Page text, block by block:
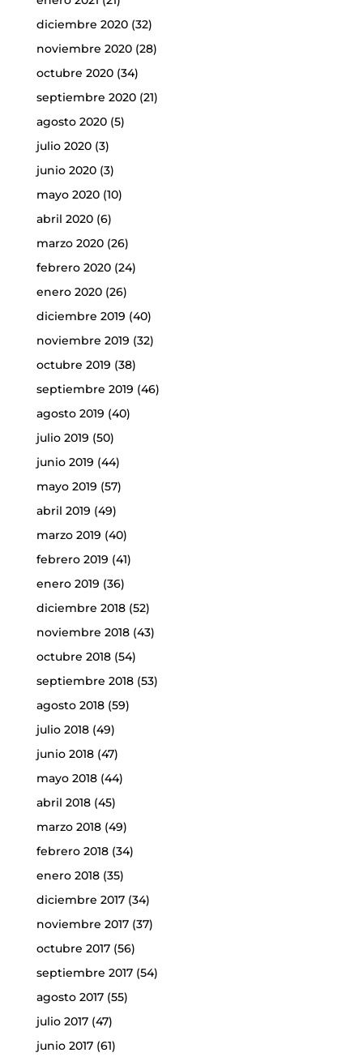
diciembre 2020(32)
noviembre 2020(28)
octubre 2020(34)
septiembre 2020(21)
agosto 2020(5)
julio 2020(3)
junio 2020(3)
mayo 2020(10)
abril 2020(6)
marzo 2020(26)
febrero 2020(24)
enero 2020(26)
diciembre 2019 (40)
noviembre 2019 (32)
octubre 2019 (38)
septiembre 2019 (46)
agosto 2019 (40)
julio 2019 (50)
junio 2019 (44)
mayo 2019 (57)
abril 2019 (49)
marzo 2019 (40)
febrero 2019 (41)
enero 2019 (36)
diciembre 2018(52)
noviembre 2018(43)
octubre 2018(54)
septiembre 2018(53)
agosto 2018(59)
julio 2018(49)
junio 2018(47)
mayo 2018(44)
abril 2018(45)
marzo 2018(49)
febrero 2018(34)
enero 2018(35)
diciembre 2017(34)
noviembre 2017(37)
octubre 2017(56)
septiembre 2017(54)
agosto 2017(55)
julio 2017(47)
junio 2017(61)